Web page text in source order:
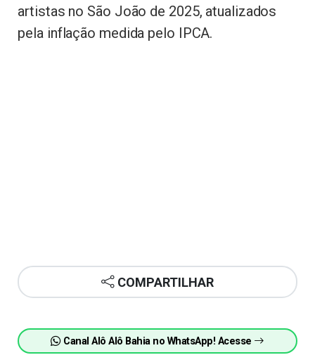
artistas no São João de 2025, atualizados
pela inflação medida pelo IPCA.
COMPARTILHAR
Canal Alô Alô Bahia no WhatsApp! Acesse